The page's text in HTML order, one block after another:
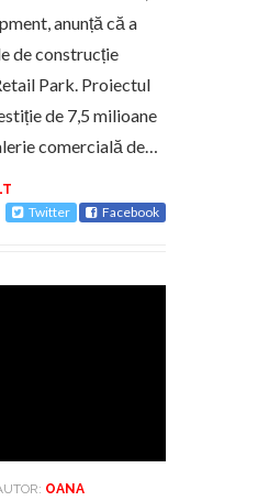
anunță că a
de construcție
Park. Proiectul
de 7,5 milioane
comercială de…
Twitter Facebook
OANA